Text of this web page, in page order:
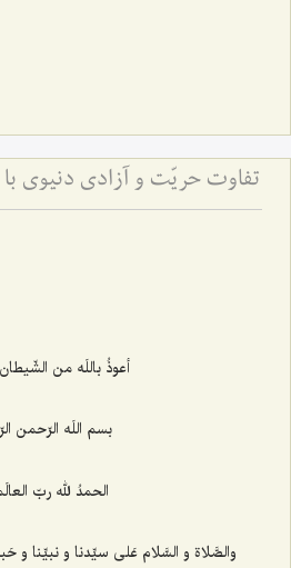
تفاوت حریّت و آزادى دنیوى
أعوذُ باللَه من
بسم اللَه الرّحمن
الحمدُ لله ربّ
والصَّلاة و السَّلام عَلى سيِّدنا و نبيِّنا و